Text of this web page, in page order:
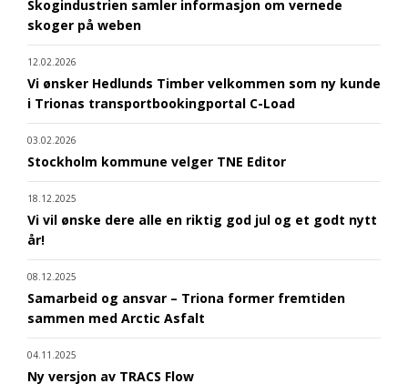
Skogindustrien samler informasjon om vernede
skoger på weben
12.02.2026
Vi ønsker Hedlunds Timber velkommen som ny kunde
i Trionas transportbookingportal C-Load
03.02.2026
Stockholm kommune velger TNE Editor
18.12.2025
Vi vil ønske dere alle en riktig god jul og et godt nytt
år!
08.12.2025
Samarbeid og ansvar – Triona former fremtiden
sammen med Arctic Asfalt
04.11.2025
Ny versjon av TRACS Flow